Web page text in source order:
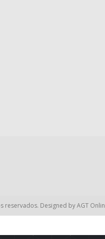
reservados. Designed byAGT